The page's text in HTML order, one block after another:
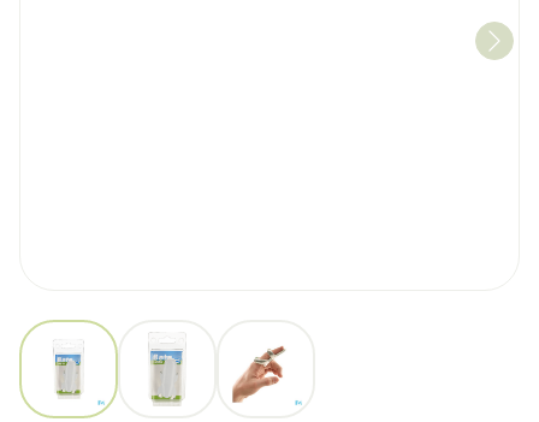
View larger imageView larger image